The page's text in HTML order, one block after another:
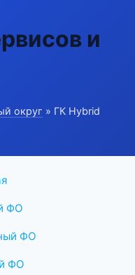
и
округ » ГК Hybrid
ФО
ФО
ФО